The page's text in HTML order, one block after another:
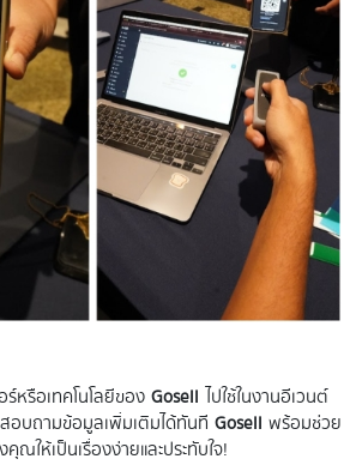
หรือเทคโนโลยีของ Gosell ไปใช้ในงานอีเวนต์
บถามข้อมูลเพิ่มเติมได้ทันที Gosell พร้อมช่วย
ณให้เป็นเรื่องง่ายและประทับใจ!